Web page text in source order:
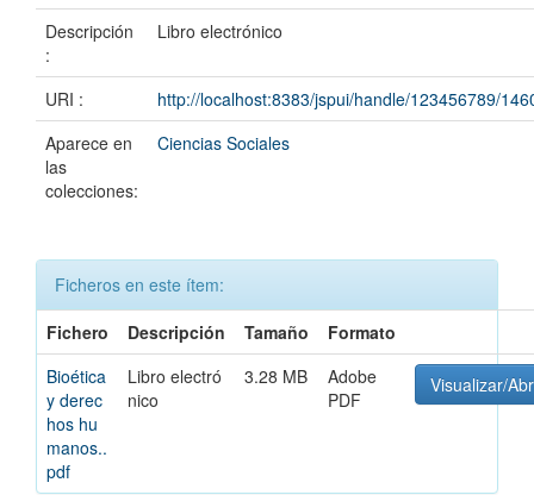
Descripción
:
Libro electrónico
URI :
http://localhost:8383/jspui/handle/123456789/
Aparece en
las
colecciones:
Ciencias Sociales
Ficheros en este ítem:
Fichero
Descripción Tamaño
Formato
Bioética
y derec
hos hu
manos..
pdf
Libro electró
nico
3.28 MB
Adobe
PDF
Visualizar/